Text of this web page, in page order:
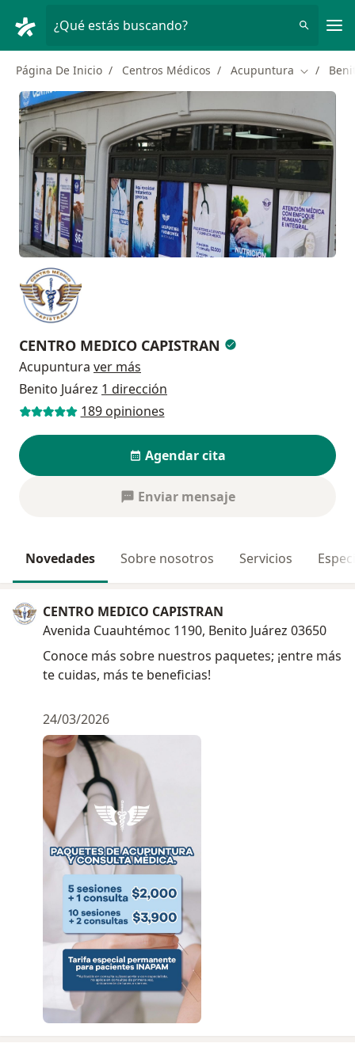
¿Qué estás buscando?
Página De Inicio Centros Médicos Acupuntura Cambiar
CENTRO MEDICO CAPISTRAN
Acupuntura ver más
Benito Juárez 1 dirección
189 opiniones
Agendar cita
Enviar mensaje
Novedades Sobre nosotros Servicios
CENTRO MEDICO CAPISTRAN
Avenida Cuauhtémoc 1190, Benito Juárez 03650
Conoce más sobre nuestros paquetes; ¡entre más
te cuidas, más te beneficias!
24/03/2026